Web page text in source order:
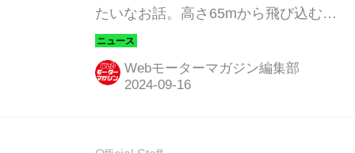
たいなお話。高さ65mから飛び込むこ
とで、新型日産キャシュカイがアピー
ルしたかったものとは、なんだったの
でしょうか。
Webモーターマガジン編集部